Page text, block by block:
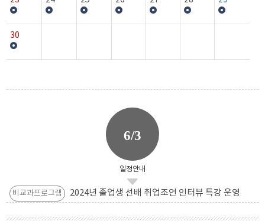
30
6/3
일정안내
비교과프로그램 2024년 졸업생 선배 취업조언 인터뷰 특강 운영